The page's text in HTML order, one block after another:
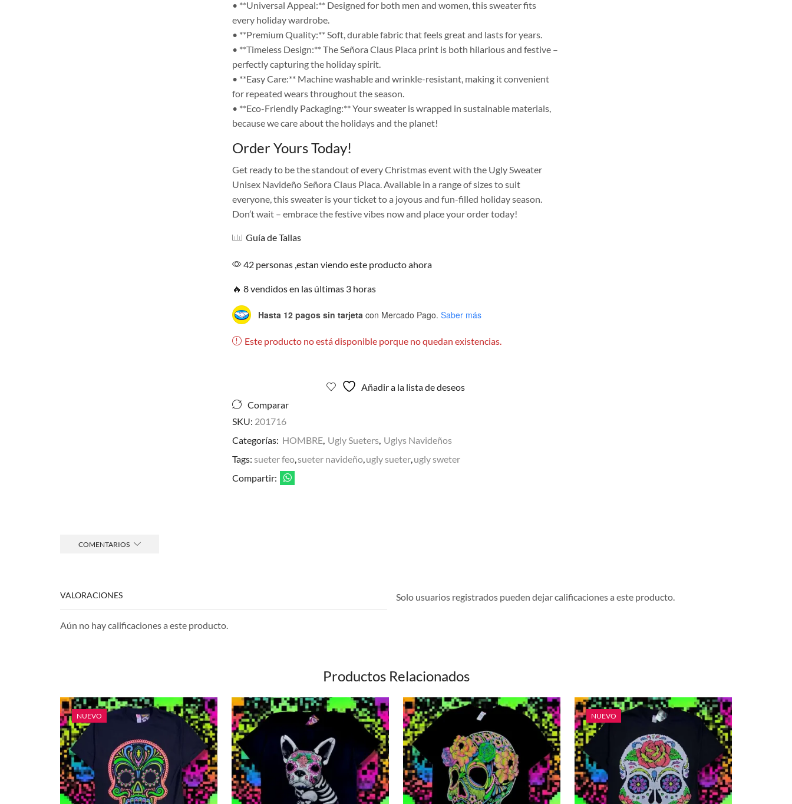
• **Universal Appeal:** Designed for both men and women, this sweater fits
every holiday wardrobe.
• **Premium Quality:** Soft, durable fabric that feels great and lasts for years.
• **Timeless Design:** The Señora Claus Placa print is both hilarious and festive –
perfectly capturing the holiday spirit.
• **Easy Care:** Machine washable and wrinkle-resistant, making it convenient
for repeated wears throughout the season.
• **Eco-Friendly Packaging:** Your sweater is wrapped in sustainable materials,
because we care about the holidays and the planet!
Order Yours Today!
Get ready to be the standout of every Christmas event with the Ugly Sweater
Unisex Navideño Señora Claus Placa. Available in a range of sizes to suit
everyone, this sweater is your ticket to a joyous and fun-filled holiday season.
Don’t wait – embrace the festive vibes now and place your order today!
Guía de Tallas
42 personas ,estan viendo este producto ahora
🔥 8 vendidos en las últimas 3 horas
Hasta 12 pagos sin tarjeta con Mercado Pago. Saber más
Este producto no está disponible porque no quedan existencias.
Añadir a la lista de deseos
Comparar
SKU: 201716
Categorías: HOMBRE, Ugly Sueters, Uglys Navideños
Tags: sueter feo,sueter navideño,ugly sueter,ugly sweter
Compartir:
COMENTARIOS
VALORACIONES
Aún no hay calificaciones a este producto.
Solo usuarios registrados pueden dejar calificaciones a este producto.
Productos Relacionados
NUEVO NUEVO